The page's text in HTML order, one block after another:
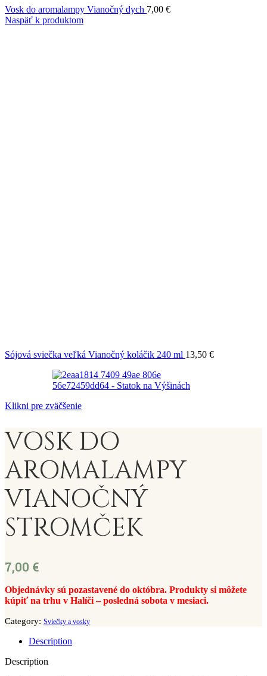
Vosk do aromalampy Vianočný dych 7,00 €
Naspäť k produktom
Sójová sviečka veľká Vianočný koláčik 240 ml 13,50 €
Klikni pre zväčšenie
VOSK DO
AROMALAMPY
VIANOČNÝ
STROMČEK
7,00 €
Objednávky sú pozastavené do októbra. Produkty si môžete
kúpiť na trhu v Halíči – posledná sobota v mesiaci.
Category: Sviečky a vosky
Description
Description